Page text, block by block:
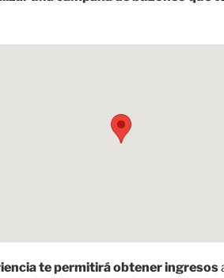
te permitirá obtener ingresos